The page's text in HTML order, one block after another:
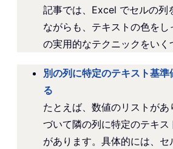
記事では、Excel でセルの列
ながらも、テキストの色を
の実用的なテクニックをいく
別の列に特定のテキスト基
る
たとえば、数値のリストが
づいて隣の列に特定のテキス
があります。具体的には、